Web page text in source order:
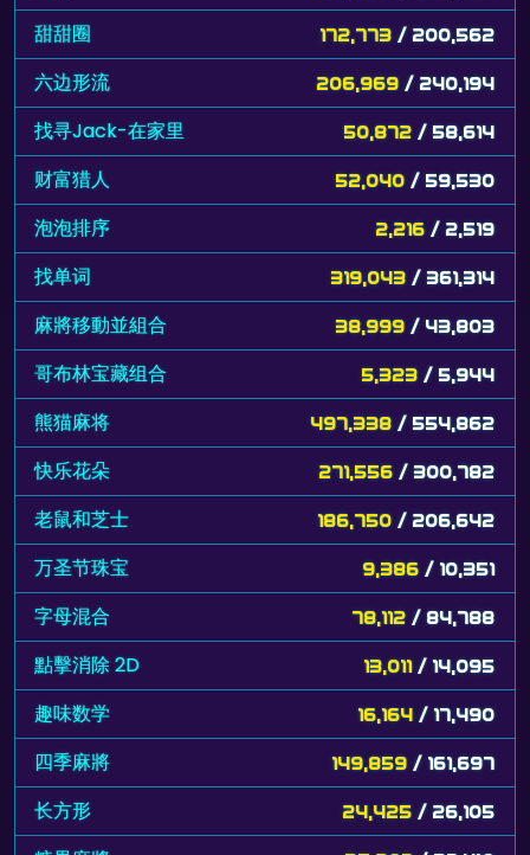
甜甜圈 172,773 / 200,562
六边形流 206,969 / 240,194
找寻Jack-在家里 50,872 / 58,614
财富猎人 52,040 / 59,530
泡泡排序 2,216 / 2,519
找单词 319,043 / 361,314
麻將移動並組合 38,999 / 43,803
哥布林宝藏组合 5,323 / 5,944
熊猫麻将 497,338 / 554,862
快乐花朵 271,556 / 300,782
老鼠和芝士 186,750 / 206,642
万圣节珠宝 9,386 / 10,351
字母混合 78,112 / 84,788
點擊消除 2D 13,011 / 14,095
趣味数学 16,164 / 17,490
四季麻將 149,859 / 161,697
长方形 24,425 / 26,105